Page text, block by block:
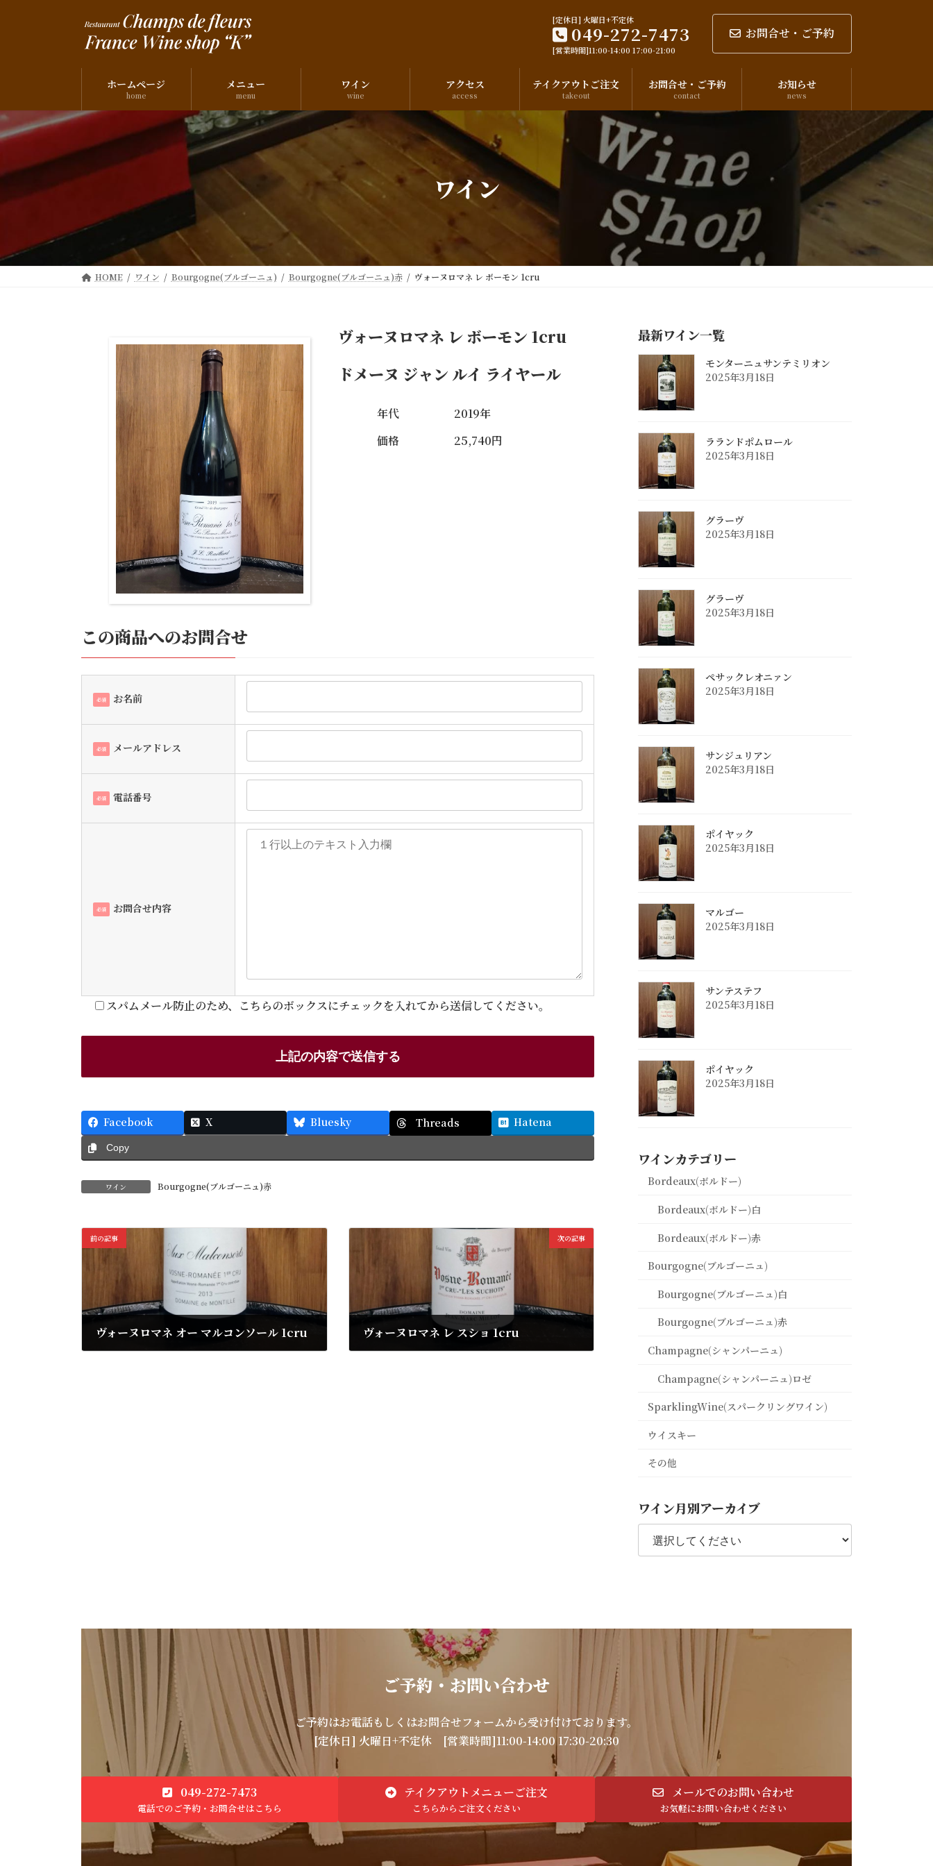
キ
ッ
に
移
[定休日] 火曜日+不定休
049-272-7473
[営業時間]11:00-14:00 17:00-21:00
お問合せ・ご予約
ホームページ
home
メニュー
menu
ワイン
wine
アクセス
access
テイクアウトご注文
takeout
お問合せ・ご予約
contact
お知らせ
news
ワイン
HOME ワイン Bourgogne(ブルゴーニュ) Bourgogne(ブルゴーニュ)赤 ヴォーヌロマネ レ ボーモン 1cru
ヴォーヌロマネ レ ボーモン 1cru
ドメーヌ ジャン ルイ ライヤール
年代
2019年
価格
25,740円
この商品へのお問合せ
必須 お名前
必須 メールアドレス
必須 電話番号
必須 お問合せ内容
スパムメール防止のため、こちらのボックスにチェックを入れてから送信してください。
Facebook X Bluesky Threads Hatena
Copy
ワイン Bourgogne(ブルゴーニュ)赤
前の記事
ヴォーヌロマネ オー マルコンソール 1cru
次の記事
ヴォーヌロマネ レ スショ 1cru
最新ワイン一覧
モンターニュサンテミリオン
2025年3月18日
ラランドポムロール
2025年3月18日
グラーヴ
2025年3月18日
グラーヴ
2025年3月18日
ペサックレオニァン
2025年3月18日
サンジュリアン
2025年3月18日
ポイヤック
2025年3月18日
マルゴー
2025年3月18日
サンテステフ
2025年3月18日
ポイヤック
2025年3月18日
ワインカテゴリー
Bordeaux(ボルドー)
Bordeaux(ボルドー)白
Bordeaux(ボルドー)赤
Bourgogne(ブルゴーニュ)
Bourgogne(ブルゴーニュ)白
Bourgogne(ブルゴーニュ)赤
Champagne(シャンパーニュ)
Champagne(シャンパーニュ)ロゼ
SparklingWine(スパークリングワイン)
ウイスキー
その他
ワイン月別アーカイブ
ご予約・お問い合わせ
ご予約はお電話もしくはお問合せフォームから受け付けております。
[定休日] 火曜日+不定休 [営業時間]11:00-14:00 17:30-20:30
049-272-7473
電話でのご予約・お問合せはこちら
テイクアウトメニューご注文
こちらからご注文ください
メールでのお問い合わせ
お気軽にお問い合わせください